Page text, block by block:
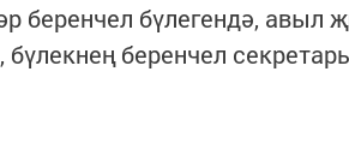
беренчел бүлегендә, авыл
беренчел